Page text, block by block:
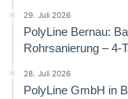
29. Juli 2026
PolyLine Bernau:
Rohrsanierung – 4-
28. Juli 2026
PolyLine GmbH in